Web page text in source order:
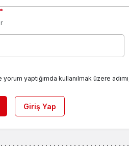
*
yaptığımda kullanılmak üzere
Giriş Yap